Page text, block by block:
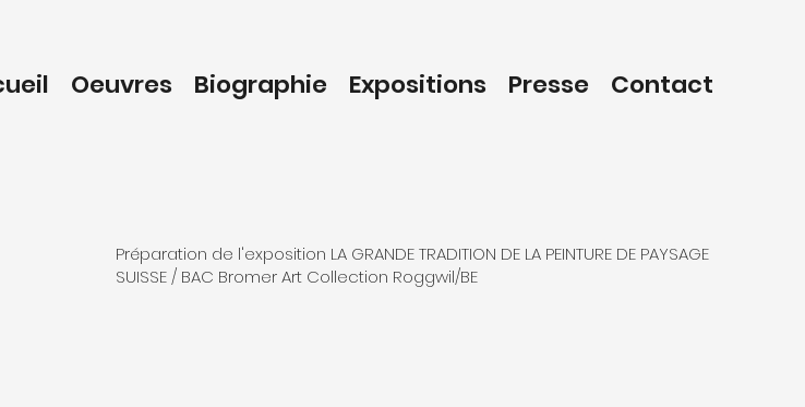
Oeuvres Biographie Expositions Presse Contact
Préparation de l'exposition LA GRANDE TRADITION DE LA PEINTURE DE PAYSAGE
SUISSE / BAC Bromer Art Collection Roggwil/BE